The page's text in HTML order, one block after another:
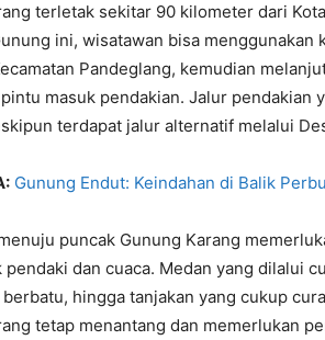
terletak sekitar 90 kilometer dari
ini, wisatawan bisa menggunakan
Pandeglang, kemudian
masuk pendakian. Jalur pendakian
terdapat jalur alternatif melalui
Gunung Endut: Keindahan di Balik
puncak Gunung Karang
dan cuaca. Medan yang dilalui
berbatu, hingga tanjakan yang cukup
tetap menantang dan memerlukan